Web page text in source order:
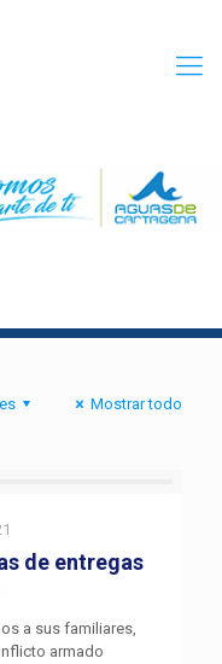
Mostrar todo
de entregas
a sus familiares,
armado